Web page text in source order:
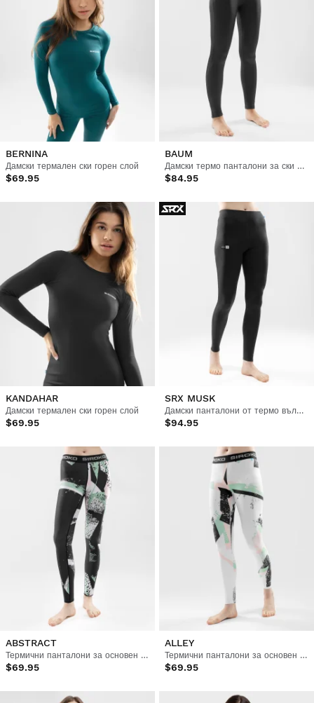
BERNINA
Дамски термален ски горен слой
$69.95
BAUM
Дамски термо панталони за ски с основен слой
$84.95
KANDAHAR
Дамски термален ски горен слой
$69.95
SRX MUSK
Дамски панталони от термо вълна за основен слой
$94.95
ABSTRACT
Термични панталони за основен слой за жени
$69.95
ALLEY
Термични панталони за основен слой за жени
$69.95